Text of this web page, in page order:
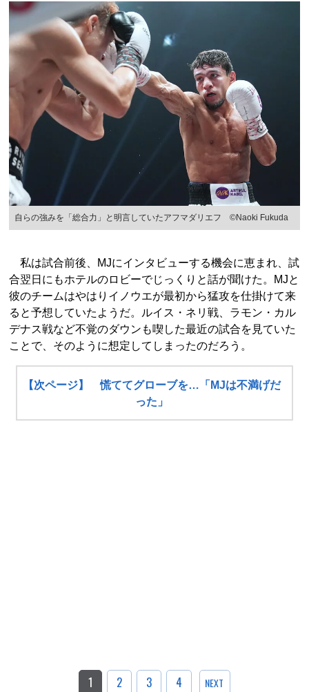
自らの強みを「総合力」と明言していたアフマダリエフ ©︎Naoki Fukuda
私は試合前後、MJにインタビューする機会に恵まれ、試
合翌日にもホテルのロビーでじっくりと話が聞けた。MJと
彼のチームはやはりイノウエが最初から猛攻を仕掛けて来
ると予想していたようだ。ルイス・ネリ戦、ラモン・カル
デナス戦など不覚のダウンも喫した最近の試合を見ていた
ことで、そのように想定してしまったのだろう。
【次ページ】 慌ててグローブを…「MJは不満げだ
った」
1 2 3 4 NEXT